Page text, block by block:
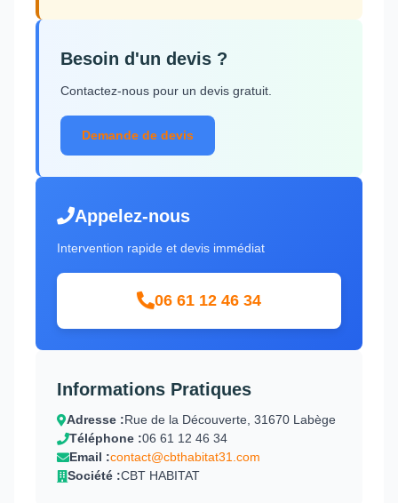
Besoin d'un devis ?
Contactez-nous pour un devis gratuit.
Demande de devis
Appelez-nous
Intervention rapide et devis immédiat
06 61 12 46 34
Informations Pratiques
Adresse :Rue de la Découverte, 31670 Labège
Téléphone :06 61 12 46 34
Email :contact@cbthabitat31.com
Société :CBT HABITAT